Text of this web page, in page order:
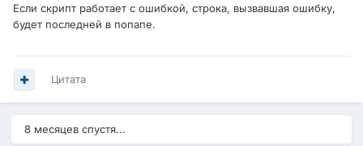
Если скрипт работает с ошибкой, строка, вызвавшая ошибку,
будет последней в попапе.
Цитата
8 месяцев спустя...